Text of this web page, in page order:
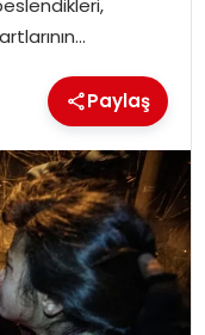
Paylaş